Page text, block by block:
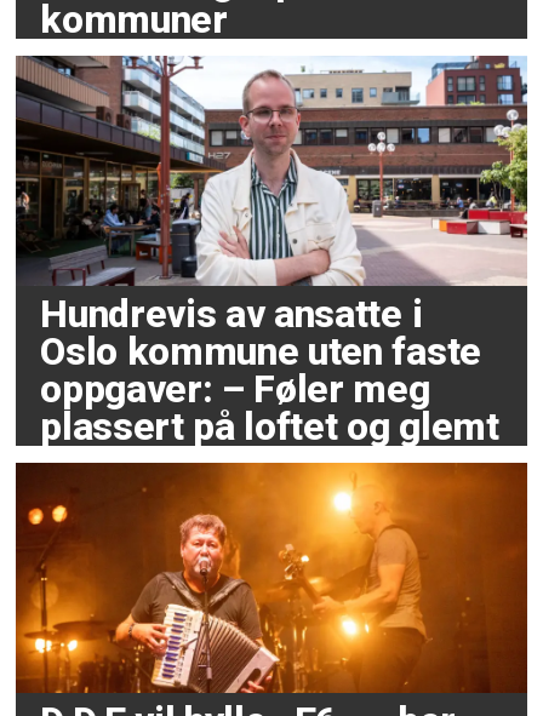
kommuner
Hundrevis av ansatte i
Oslo kommune uten faste
oppgaver: – Føler meg
plassert på loftet og glemt